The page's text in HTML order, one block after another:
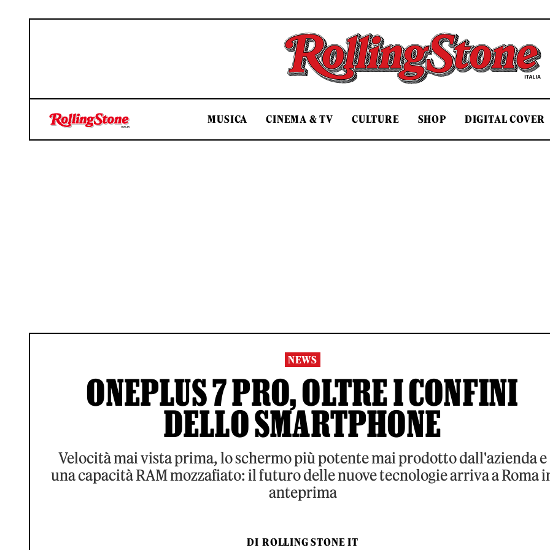
Rolling Stone Italia
MUSICA CINEMA & TV CULTURE SHOP DIGITAL COVER
NEWS
ONEPLUS 7 PRO, OLTRE I CONFINI
DELLO SMARTPHONE
Velocità mai vista prima, lo schermo più potente mai prodotto dall'azienda e
una capacità RAM mozzafiato: il futuro delle nuove tecnologie arriva a Roma
anteprima
DI ROLLING STONE IT